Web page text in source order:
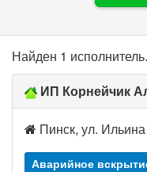
Найден 1 исполнитель.
ИП Корнейчик
Пинск, ул.
Аварийное